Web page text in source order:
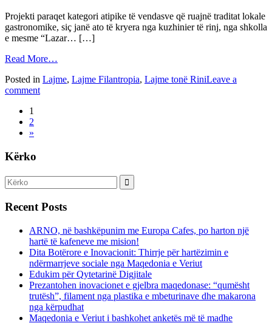
Projekti paraqet kategori atipike të vendasve që ruajnë traditat lokale
gastronomike, siç janë ato të kryera nga kuzhinier të rinj, nga shkolla
e mesme “Lazar… […]
Read More…
Posted in Lajme, Lajme Filantropia, Lajme tonë RiniLeave a
comment
1
2
»
Kërko
Recent Posts
ARNO, në bashkëpunim me Europa Cafes, po harton një
hartë të kafeneve me mision!
Dita Botërore e Inovacionit: Thirrje për hartëzimin e
ndërmarrjeve sociale nga Maqedonia e Veriut
Edukim për Qytetarinë Digjitale
Prezantohen inovacionet e gjelbra maqedonase: “qumësht
trutësh”, filament nga plastika e mbeturinave dhe makarona
nga kërpudhat
Maqedonia e Veriut i bashkohet anketës më të madhe